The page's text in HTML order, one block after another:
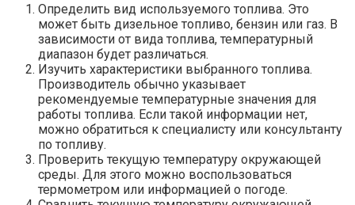
Определить вид используемого топлива. Это
может быть дизельное топливо, бензин или газ. В
зависимости от вида топлива, температурный
диапазон будет различаться.
Изучить характеристики выбранного топлива.
Производитель обычно указывает
рекомендуемые температурные значения для
работы топлива. Если такой информации нет,
можно обратиться к специалисту или консультанту
по топливу.
Проверить текущую температуру окружающей
среды. Для этого можно воспользоваться
термометром или информацией о погоде.